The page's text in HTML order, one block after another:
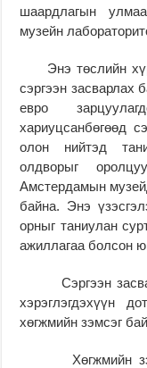
шаардлагын
музейн
Энэ төслийн
сэргээн засварлах
евро
хариуцсанбөгөөд
олон нийтэд
олдворыг
Амстердамын
байна. Энэ
орныг таниулан
ажиллагаа болсон
Сэргээн
хэрэглэгдэхүүн
хөгжмийн зэмсэг
Хөгжмийн